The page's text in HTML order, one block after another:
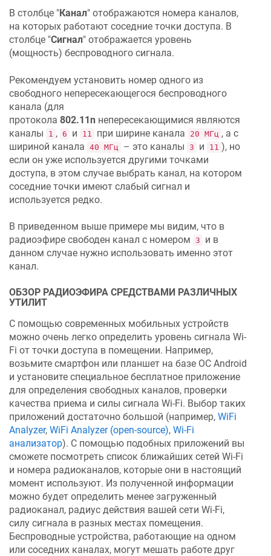
В столбце "Канал" отображаются номера каналов,
на которых работают соседние точки доступа. В
столбце "Сигнал" отображается уровень
(мощность) беспроводного сигнала.
Рекомендуем установить номер одного из
свободного непересекающегося беспроводного
канала (для
протокола 802.11n непересекающимися являются
каналы
1 , 6 и 11 при ширине канала 20 МГц , а с
шириной канала 40 МГц – это каналы 3 и 11 ), но
если он уже используется другими точками
доступа, в этом случае выбрать канал, на котором
соседние точки имеют слабый сигнал и
используется редко.
В приведенном выше примере мы видим, что в
радиоэфире свободен канал с номером 3
и в
данном случае нужно использовать именно этот
канал.
ОБЗОР РАДИОЭФИРА СРЕДСТВАМИ РАЗЛИЧНЫХ
УТИЛИТ
C помощью современных мобильных устройств
можно очень легко определить уровень сигнала Wi-
Fi от точки доступа в помещении. Например,
возьмите смартфон или планшет на базе ОС Android
и установите специальное бесплатное приложение
для определения свободных каналов, проверки
качества приема и силы сигнала Wi-Fi. Выбор таких
приложений достаточно большой (например, WiFi
Analyzer, WiFi Analyzer (open-source), Wi-Fi
анализатор). С помощью подобных приложений вы
сможете посмотреть список ближайших сетей Wi-Fi
и номера радиоканалов, которые они в настоящий
момент используют. Из полученной информации
можно будет определить менее загруженный
радиоканал, радиус действия вашей сети Wi-Fi,
силу сигнала в разных местах помещения.
Беспроводные устройства, работающие на одном
или соседних каналах, могут мешать работе друг